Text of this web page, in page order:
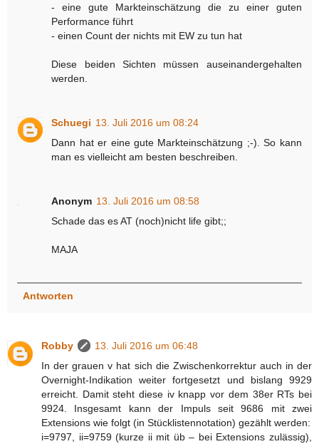
- eine gute Markteinschätzung die zu einer guten
Performance führt
- einen Count der nichts mit EW zu tun hat
Diese beiden Sichten müssen auseinandergehalten
werden.
Schuegi 13. Juli 2016 um 08:24
Dann hat er eine gute Markteinschätzung ;-). So kann
man es vielleicht am besten beschreiben.
Anonym 13. Juli 2016 um 08:58
Schade das es AT (noch)nicht life gibt;;
MAJA
Antworten
Robby
13. Juli 2016 um 06:48
In der grauen v hat sich die Zwischenkorrektur auch in der
Overnight-Indikation weiter fortgesetzt und bislang 9929
erreicht. Damit steht diese iv knapp vor dem 38er RTs bei
9924. Insgesamt kann der Impuls seit 9686 mit zwei
Extensions wie folgt (in Stücklistennotation) gezählt werden:
i=9797, ii=9759 (kurze ii mit üb – bei Extensions zulässig),